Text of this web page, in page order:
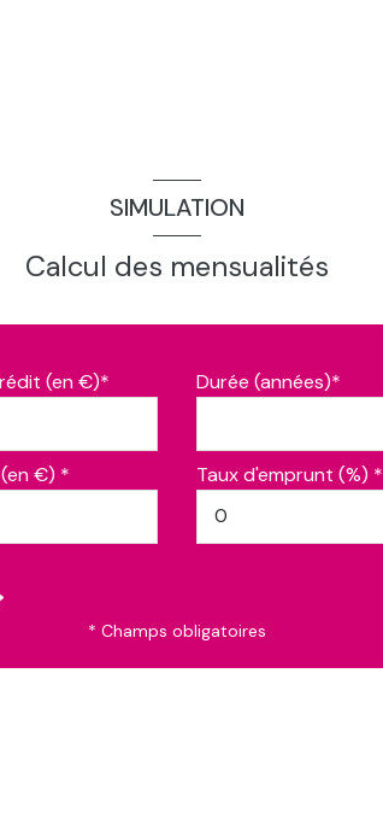
SIMULATION
Calcul des mensualités
(en €)* Durée (années)*
€) * Taux d'emprunt (%) *
* Champs obligatoires